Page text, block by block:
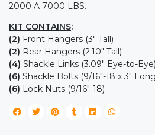
2000 A 7000 LBS.
KIT CONTAINS:
(2) Front Hangers (3" Tall)
(2) Rear Hangers (2.10" Tall)
(4) Shackle Links (3.09" Eye-to-Eye)
(6) Shackle Bolts (9/16"-18 x 3"
(6) Lock Nuts (9/16"-18)